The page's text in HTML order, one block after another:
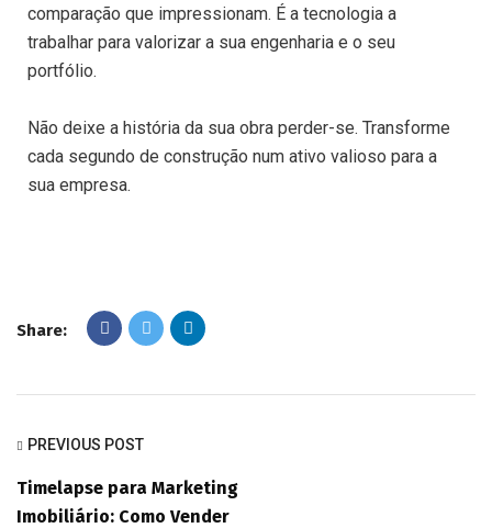
comparação que impressionam. É a tecnologia a
trabalhar para valorizar a sua engenharia e o seu
portfólio.
Não deixe a história da sua obra perder-se. Transforme
cada segundo de construção num ativo valioso para a
sua empresa.
Share:
PREVIOUS POST
Timelapse para Marketing
Imobiliário: Como Vender